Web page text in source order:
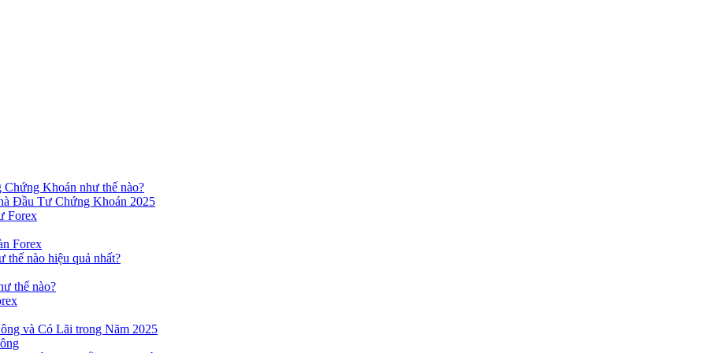
Khoán như thế nào?
Đầu Tư Chứng Khoán 2025
Forex
Forex
nào hiệu quả nhất?
thế nào?
và Có Lãi trong Năm 2025